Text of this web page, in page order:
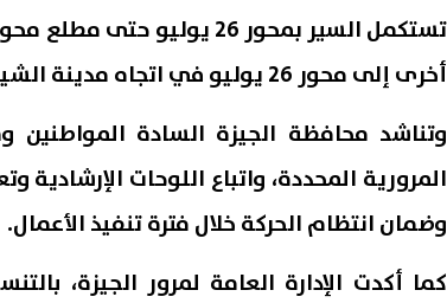
تستكمل السير بمحور 26
أخرى إلى محور 26 يوليو في اتجاه مدينة الشيخ زايد بعد تجاوز منطقة الأعمال.
وتناشد محافظة الجيزة السادة المواطنين
المرورية المحددة، واتباع اللوحات الإرشادية
وضمان انتظام الحركة خلال فترة تنفيذ الأعمال.
كما أكدت الإدارة العامة لمرور الجيزة،